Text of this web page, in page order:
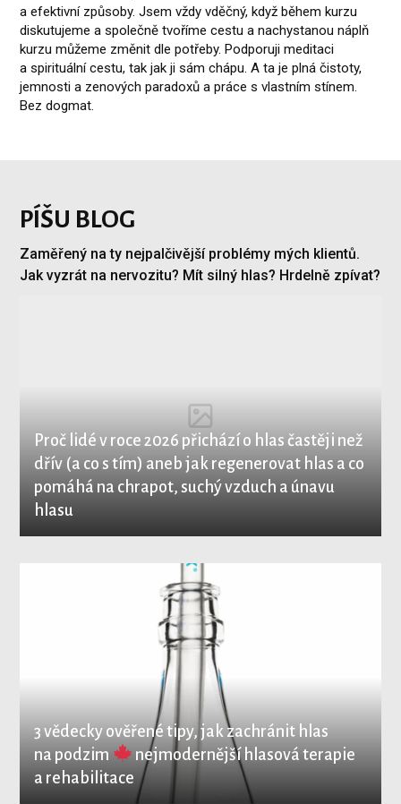
a efektivní způsoby. Jsem vždy vděčný, když během kurzu
diskutujeme a společně tvoříme cestu a nachystanou náplň
kurzu můžeme změnit dle potřeby. Podporuji meditaci
a spirituální cestu, tak jak ji sám chápu. A ta je plná čistoty,
jemnosti a zenových paradoxů a práce s vlastním stínem.
Bez dogmat.
PÍŠU BLOG
Zaměřený na ty nejpalčivější problémy mých klientů.
Jak vyzrát na nervozitu? Mít silný hlas? Hrdelně zpívat?
Proč lidé v roce 2026 přichází o hlas častěji než
dřív (a co s tím) aneb jak regenerovat hlas a co
pomáhá na chrapot, suchý vzduch a únavu
hlasu
3 vědecky ověřené tipy, jak zachránit hlas
na podzim
nejmodernější hlasová terapie
a rehabilitace